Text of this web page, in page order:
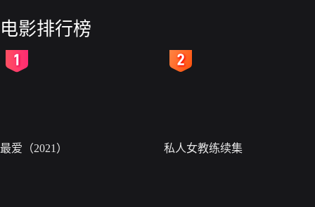
电影排行榜
最爱（2021） 私人女教练续集